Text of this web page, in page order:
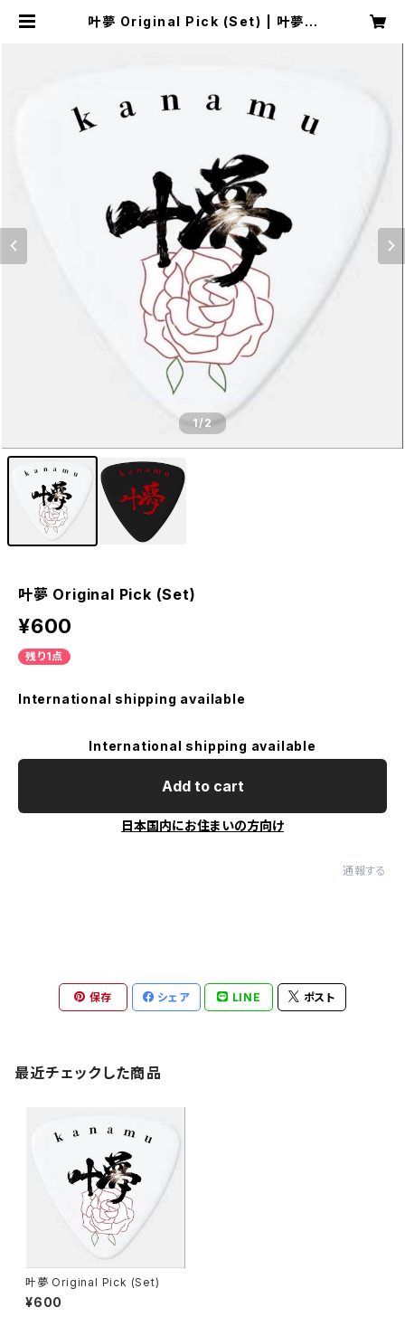
叶夢 Original Pick (Set) | 叶夢オ
1/2
叶夢 Original Pick (Set)
¥600
残り1点
International shipping available
International shipping available
Add to cart
日本国内にお住まいの方向け
通報する
保存 シェア LINE ポスト
最近チェックした商品
叶夢 Original Pick (Set)
¥600